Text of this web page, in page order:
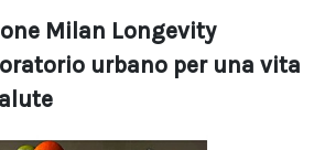
Milan Longevity
urbano per una vita